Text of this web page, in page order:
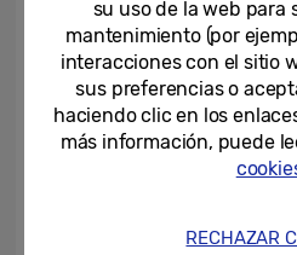
introducción de
multimodales, la serie
primer paso en la
cambiar la forma en
interactúan con su
de Samsung llevan las
su uso de la web para
mantenimiento (por
interacciones con el sitio
sus preferencias o
haciendo clic en los
más información, puede
RECHAZAR